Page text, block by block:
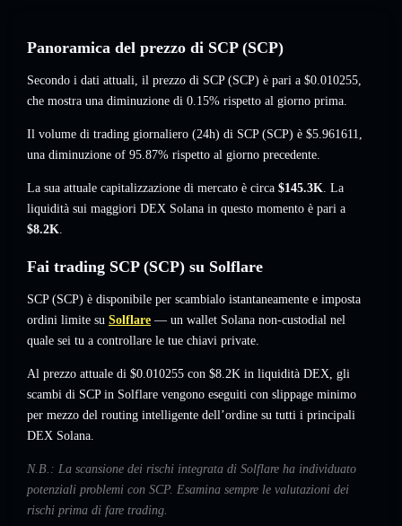
Panoramica del prezzo di SCP (SCP)
Secondo i dati attuali, il prezzo di SCP (SCP) è pari a $0.010255,
che mostra una diminuzione di 0.15% rispetto al giorno prima.
Il volume di trading giornaliero (24h) di SCP (SCP) è $5.961611,
una diminuzione of 95.87% rispetto al giorno precedente.
La sua attuale capitalizzazione di mercato è circa $145.3K. La
liquidità sui maggiori DEX Solana in questo momento è pari a
$8.2K.
Fai trading SCP (SCP) su Solflare
SCP (SCP) è disponibile per scambialo istantaneamente e imposta
ordini limite su Solflare — un wallet Solana non-custodial nel
quale sei tu a controllare le tue chiavi private.
Al prezzo attuale di $0.010255 con $8.2K in liquidità DEX, gli
scambi di SCP in Solflare vengono eseguiti con slippage minimo
per mezzo del routing intelligente dell’ordine su tutti i principali
DEX Solana.
N.B.: La scansione dei rischi integrata di Solflare ha individuato
potenziali problemi con SCP. Esamina sempre le valutazioni dei
rischi prima di fare trading.